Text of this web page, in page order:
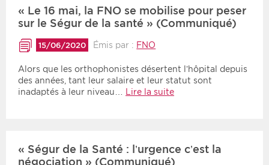
« Le 16 mai, la FNO se mobilise pour peser
sur le Ségur de la santé » (Communiqué)
15/06/2020 Émis par : FNO
Alors que les orthophonistes désertent l’hôpital depuis
des années, tant leur salaire et leur statut sont
inadaptés à leur niveau… Lire la suite
« Ségur de la Santé : l’urgence c’est la
négociation » (Communiqué)